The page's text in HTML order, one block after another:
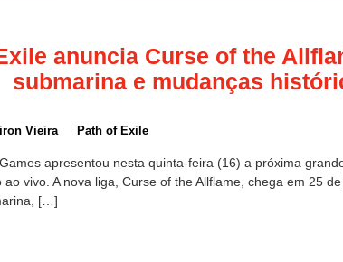
anuncia Curse of the
submarina e mudanças
Vieira Path of Exile
apresentou nesta quinta-feira (16) a próxima
ao vivo. A nova liga, Curse of the Allflame, chega em 25
[…]